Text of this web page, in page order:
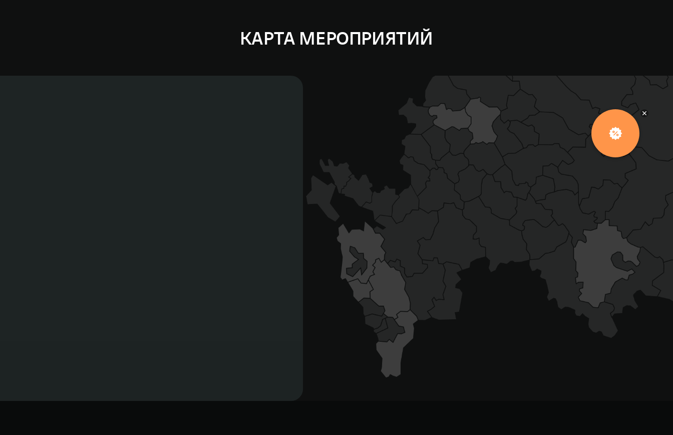
КАРТА МЕРОПРИЯТИЙ
Особые
условия